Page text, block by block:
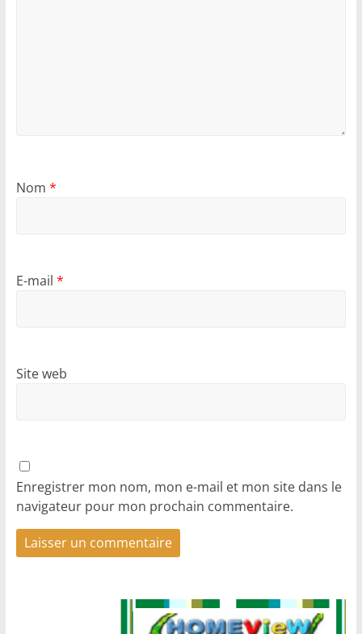
Nom *
E-mail *
Site web
Enregistrer mon nom, mon e-mail et mon site dans le
navigateur pour mon prochain commentaire.